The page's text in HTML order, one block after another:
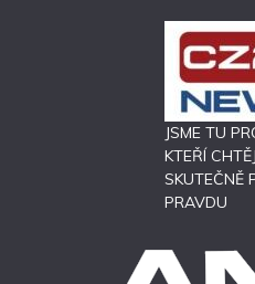
JSME TU
KTEŘÍ
SKUTEČNĚ
PRAVDU